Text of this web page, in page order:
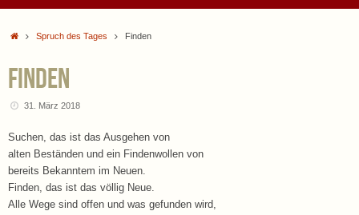
StartSpruch des Tages Finden
Finden
31. März 2018
Suchen, das ist das Ausgehen von
alten Beständen und ein Findenwollen von
bereits Bekanntem im Neuen.
Finden, das ist das völlig Neue.
Alle Wege sind offen und was gefunden wird,